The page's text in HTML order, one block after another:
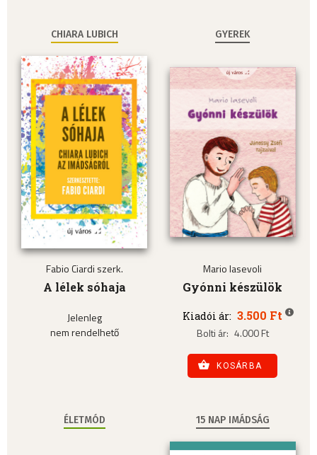
CHIARA LUBICH
Fabio Ciardi szerk.
A lélek sóhaja
Jelenleg
nem rendelhető
GYEREK
Mario Iasevoli
Gyónni készülök
Kiadói ár: 3.500 Ft
Bolti ár: 4.000 Ft
KOSÁRBA
ÉLETMÓD 15 NAP IMÁDSÁG